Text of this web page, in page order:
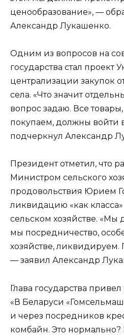
ценообразование», —
Александр Лукашенко.
Одним из вопросов на
государства стал проект
централизации закупок
села. «Что значит
вопрос задаю. Все
покупаем, должны войти
подчеркнул Александр
Президент отметил, что
Министром сельского
продовольствия Юрием
ликвидацию «как
сельском хозяйстве. «Мы
мы посредничество,
хозяйстве, ликвидируем.
— заявил Александр
Глава государства
«В Беларуси
и через посредников
комбайн. Это